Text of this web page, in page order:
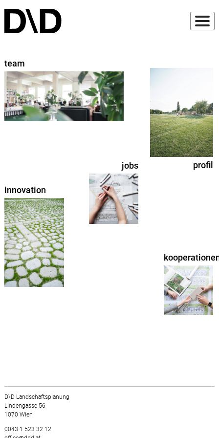
team
jobs profil
innovation
D\D Landschaftsplanung
Lindengasse 56
1070 Wien
0043 1 523 32 12